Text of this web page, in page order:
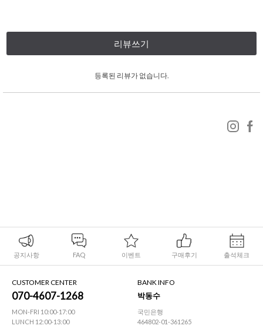
리뷰쓰기
등록된 리뷰가 없습니다.
공지사항 FAQ 이벤트 구매후기 출석체크
CUSTOMER CENTER
070-4607-1268
MON-FRI 10:00-17:00
LUNCH 12:00-13:00
BANK INFO
박동수
국민은행
464802-01-361265